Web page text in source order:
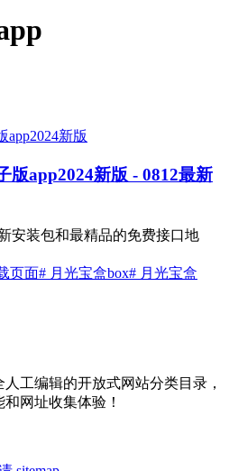
版app2024新版 - 0812最新
安装包和最精品的免费接口地
页面# 月光宝盒box# 月光宝盒
工编辑的开放式网站分类目录，
网址收集体验！